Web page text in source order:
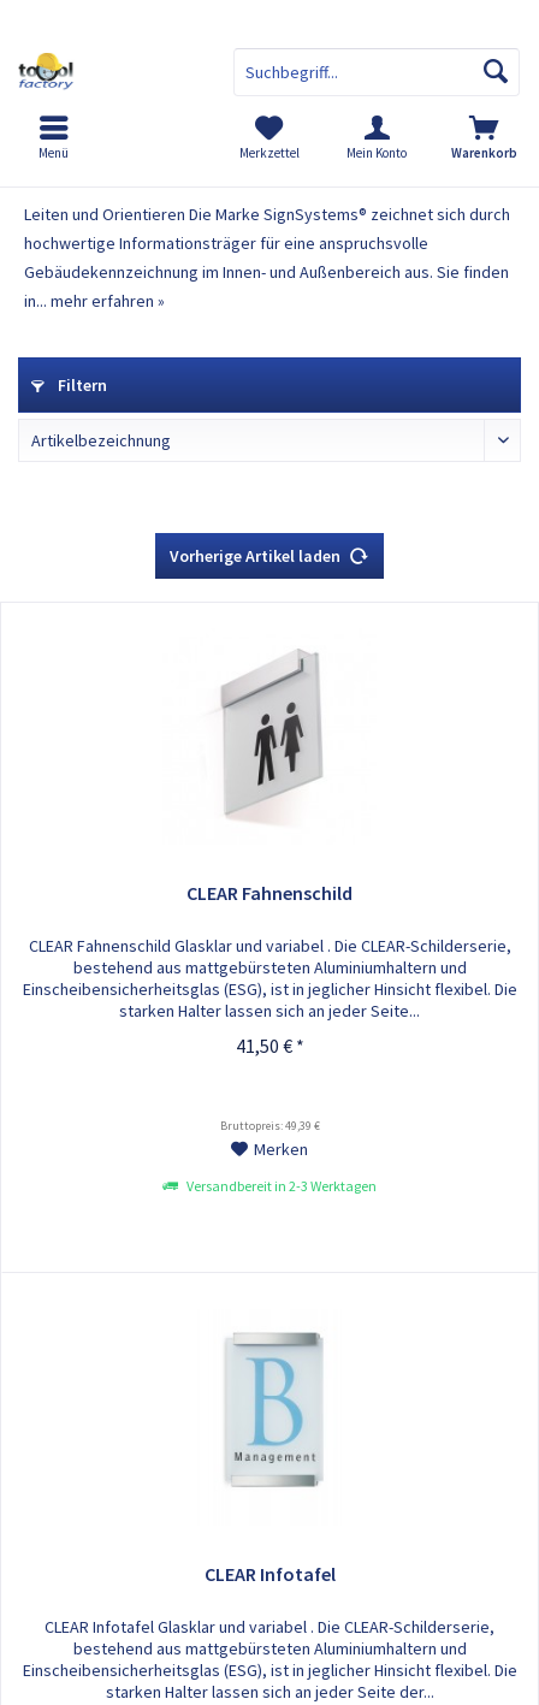
Warenkorb
Merkzettel Mein Konto
Menü
Leiten und Orientieren Die Marke SignSystems® zeichnet sich durch
hochwertige Informationsträger für eine anspruchsvolle
Gebäudekennzeichnung im Innen- und Außenbereich aus. Sie finden
in... mehr erfahren »
Filtern
Vorherige Artikel laden
CLEAR Fahnenschild
CLEAR Fahnenschild Glasklar und variabel . Die CLEAR-Schilderserie,
bestehend aus mattgebürsteten Aluminiumhaltern und
Einscheibensicherheitsglas (ESG), ist in jeglicher Hinsicht flexibel. Die
starken Halter lassen sich an jeder Seite...
41,50 € *
Bruttopreis: 49,39 €
Merken
Versandbereit in 2-3 Werktagen
CLEAR Infotafel
CLEAR Infotafel Glasklar und variabel . Die CLEAR-Schilderserie,
bestehend aus mattgebürsteten Aluminiumhaltern und
Einscheibensicherheitsglas (ESG), ist in jeglicher Hinsicht flexibel. Die
starken Halter lassen sich an jeder Seite der...